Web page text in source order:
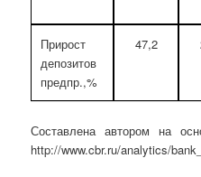
Прирост
депозитов
предпр.,%
47,2
Составлена автором на
http://www.cbr.ru/analytics/